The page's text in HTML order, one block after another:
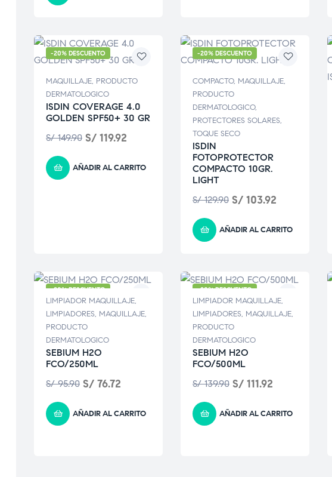
-20% DESCUENTO
MAQUILLAJE, PRODUCTO
DERMATOLOGICO
ISDIN COVERAGE 4.0
GOLDEN SPF50+ 30 GR
S/149.90 S/ 119.92
AÑADIR AL CARRITO
-20% DESCUENTO
COMPACTO, MAQUILLAJE,
PRODUCTO
DERMATOLOGICO,
PROTECTORES SOLARES,
TOQUE SECO
ISDIN
FOTOPROTECTOR
COMPACTO 10GR.
LIGHT
S/129.90 S/ 103.92
AÑADIR AL CARRITO
-20% DESCUENTO
LIMPIADOR MAQUILLAJE,
LIMPIADORES, MAQUILLAJE,
PRODUCTO
DERMATOLOGICO
SEBIUM H2O
FCO/250ML
S/95.90 S/ 76.72
AÑADIR AL CARRITO
-20% DESCUENTO
LIMPIADOR MAQUILLAJE,
LIMPIADORES, MAQUILLAJE,
PRODUCTO
DERMATOLOGICO
SEBIUM H2O
FCO/500ML
S/139.90 S/ 111.92
AÑADIR AL CARRITO